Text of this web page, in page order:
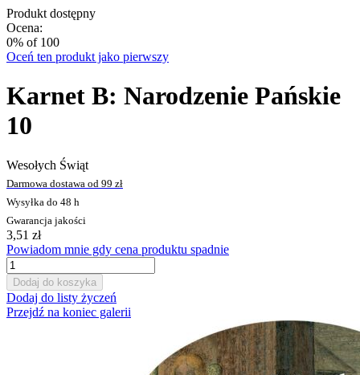
Produkt dostępny
Ocena:
0% of 100
Oceń ten produkt jako pierwszy
Karnet B: Narodzenie Pańskie
10
Wesołych Świąt
Darmowa dostawa od 99 zł
Wysyłka do 48 h
Gwarancja jakości
3,51 zł
Powiadom mnie gdy cena produktu spadnie
Dodaj do koszyka
Dodaj do listy życzeń
Przejdź na koniec galerii